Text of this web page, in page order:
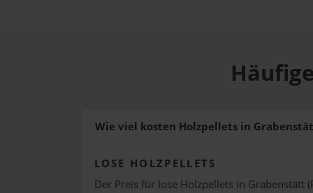
Wie viel kosten Holzpellets in
LOSE HOLZPELLETS
Der Preis für lose Holzpellets in Grabenstätt